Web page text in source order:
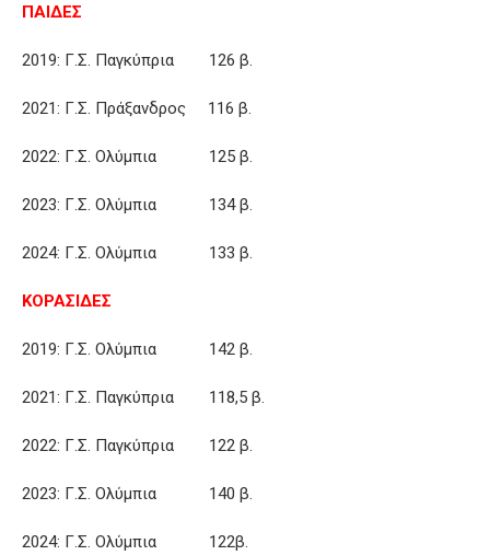
ΠΑΙΔΕΣ
2019: Γ.Σ. Παγκύπρια 126 β.
2021: Γ.Σ. Πράξανδρος 116 β.
2022: Γ.Σ. Ολύμπια 125 β.
2023: Γ.Σ. Ολύμπια 134 β.
2024: Γ.Σ. Ολύμπια 133 β.
ΚΟΡΑΣΙΔΕΣ
2019: Γ.Σ. Ολύμπια 142 β.
2021: Γ.Σ. Παγκύπρια 118,5 β.
2022: Γ.Σ. Παγκύπρια 122 β.
2023: Γ.Σ. Ολύμπια 140 β.
2024: Γ.Σ. Ολύμπια 122β.